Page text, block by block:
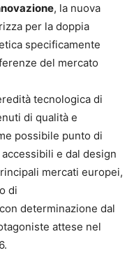
, la nuova
per la doppia
specificamente
del mercato
tecnologica di
di qualità e
possibile punto di
e dal design
mercati europei,
di
determinazione dal
attese nel